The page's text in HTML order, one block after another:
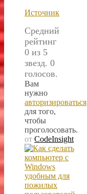
Источник
Средний
рейтинг
0 из 5
звезд. 0
голосов.
Вам
нужно
авторизироваться
для того,
чтобы
проголосовать.
от CodeInsight